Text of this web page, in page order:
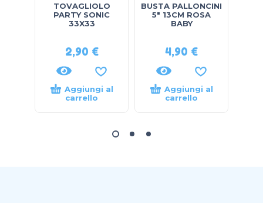
TOVAGLIOLO
PARTY SONIC
33X33
2,90 €
Aggiungi al
carrello
BUSTA PALLONCINI
5″ 13CM ROSA
BABY
4,90 €
Aggiungi al
carrello